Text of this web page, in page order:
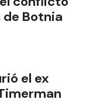
Botnia
el ex